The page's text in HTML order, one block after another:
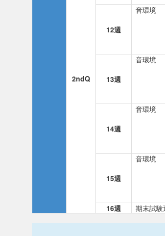
2ndQ
12週
音環境
13週
音環境
14週
音環境
15週
音環境
16週
期末試験